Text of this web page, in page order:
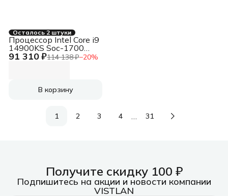
Осталось 2 штуки
91 310 ₽114 138 ₽−20%
Процессор Intel Core i9
14900KS Soc-1700
(CM8071504820506
В корзину
1 2 3 4 … 31
Получите скидку 100 ₽
Подпишитесь на акции и новости компании
VISTLAN